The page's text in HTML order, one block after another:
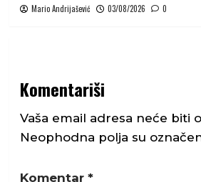
Mario Andrijašević 03/08/2026 0
Komentariši
Vaša email adresa neće biti
Neophodna polja su
Komentar *